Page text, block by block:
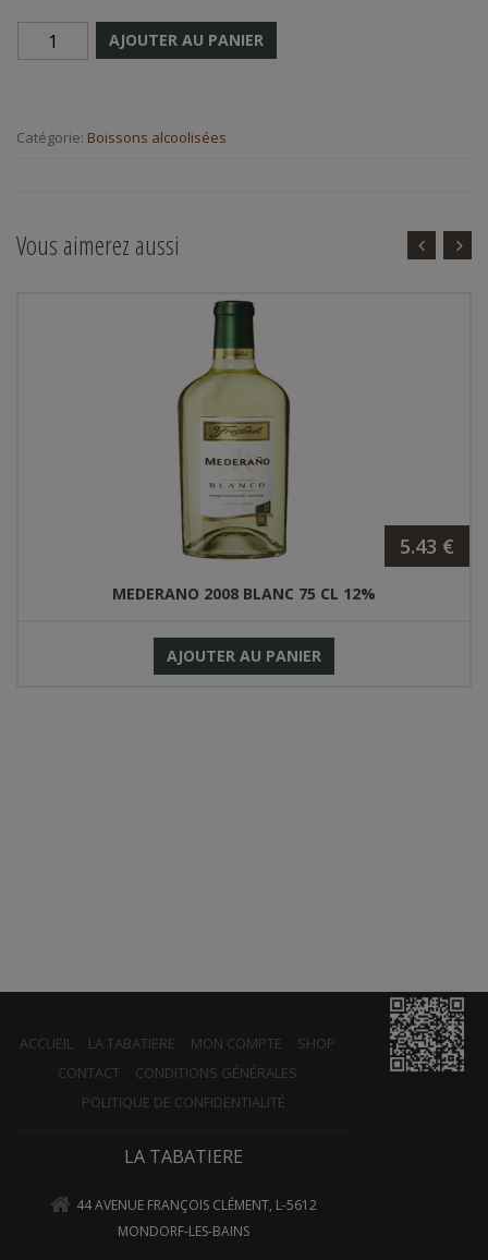
AJOUTER AU PANIER
Catégorie: Boissons alcoolisées
Vous aimerez aussi
5.43 €
MEDERANO 2008 BLANC 75 CL 12%
AJOUTER AU PANIER
ACCUEIL LA TABATIERE MON COMPTE
SHOP
CONTACT
CONDITIONS GÉNÉRALES
POLITIQUE DE CONFIDENTIALITÉ
LA TABATIERE
44 AVENUE FRANÇOIS CLÉMENT, L-5612
MONDORF-LES-BAINS